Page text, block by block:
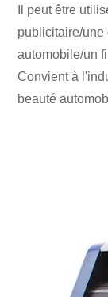
Il peut être
publicitaire/une
automobile/un
Convient à
beauté